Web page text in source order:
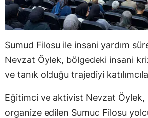
Sumud Filosu ile insani yardım
Nevzat Öylek, bölgedeki insani
ve tanık olduğu trajediyi
Eğitimci ve aktivist Nevzat Öylek,
organize edilen Sumud Filosu